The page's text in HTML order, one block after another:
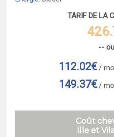
TARIF DE LA
--
112.02€/
149.37€/
Coût
Ille et